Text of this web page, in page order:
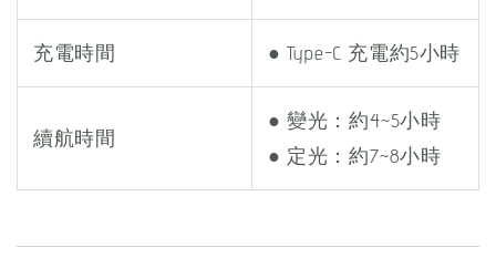
充電時間 ● Type-C 充電約5小時
續航時間
● 變光：約4~5小時
● 定光：約7~8小時